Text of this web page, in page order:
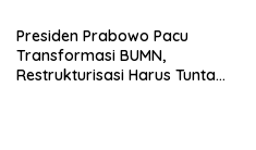
Presiden Prabowo Pacu
Transformasi BUMN,
Restrukturisasi Harus Tuntas